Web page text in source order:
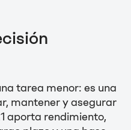
tarea menor: es una
mantener y asegurar
aporta rendimiento,